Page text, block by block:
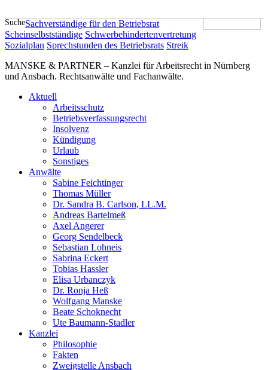
SucheSachverständige für den Betriebsrat
Scheinselbstständige Schwerbehindertenvertretung
Sozialplan Sprechstunden des Betriebsrats Streik
MANSKE & PARTNER – Kanzlei für Arbeitsrecht in Nürnberg
und Ansbach. Rechtsanwälte und Fachanwälte.
Aktuell
Arbeitsschutz
Betriebsverfassungsrecht
Insolvenz
Kündigung
Urlaub
Sonstiges
Anwälte
Sabine Feichtinger
Thomas Müller
Dr. Sandra B. Carlson, LL.M.
Andreas Bartelmeß
Axel Angerer
Georg Sendelbeck
Sebastian Lohneis
Sabrina Eckert
Tobias Hassler
Elisa Urbanczyk
Dr. Ronja Heß
Wolfgang Manske
Beate Schoknecht
Ute Baumann-Stadler
Kanzlei
Philosophie
Fakten
Zweigstelle Ansbach